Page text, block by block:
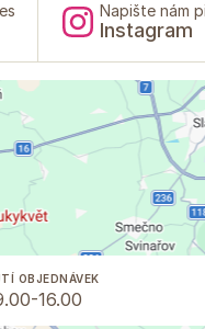
Napište nám
Instagram
OBJEDNÁVEK
16.00